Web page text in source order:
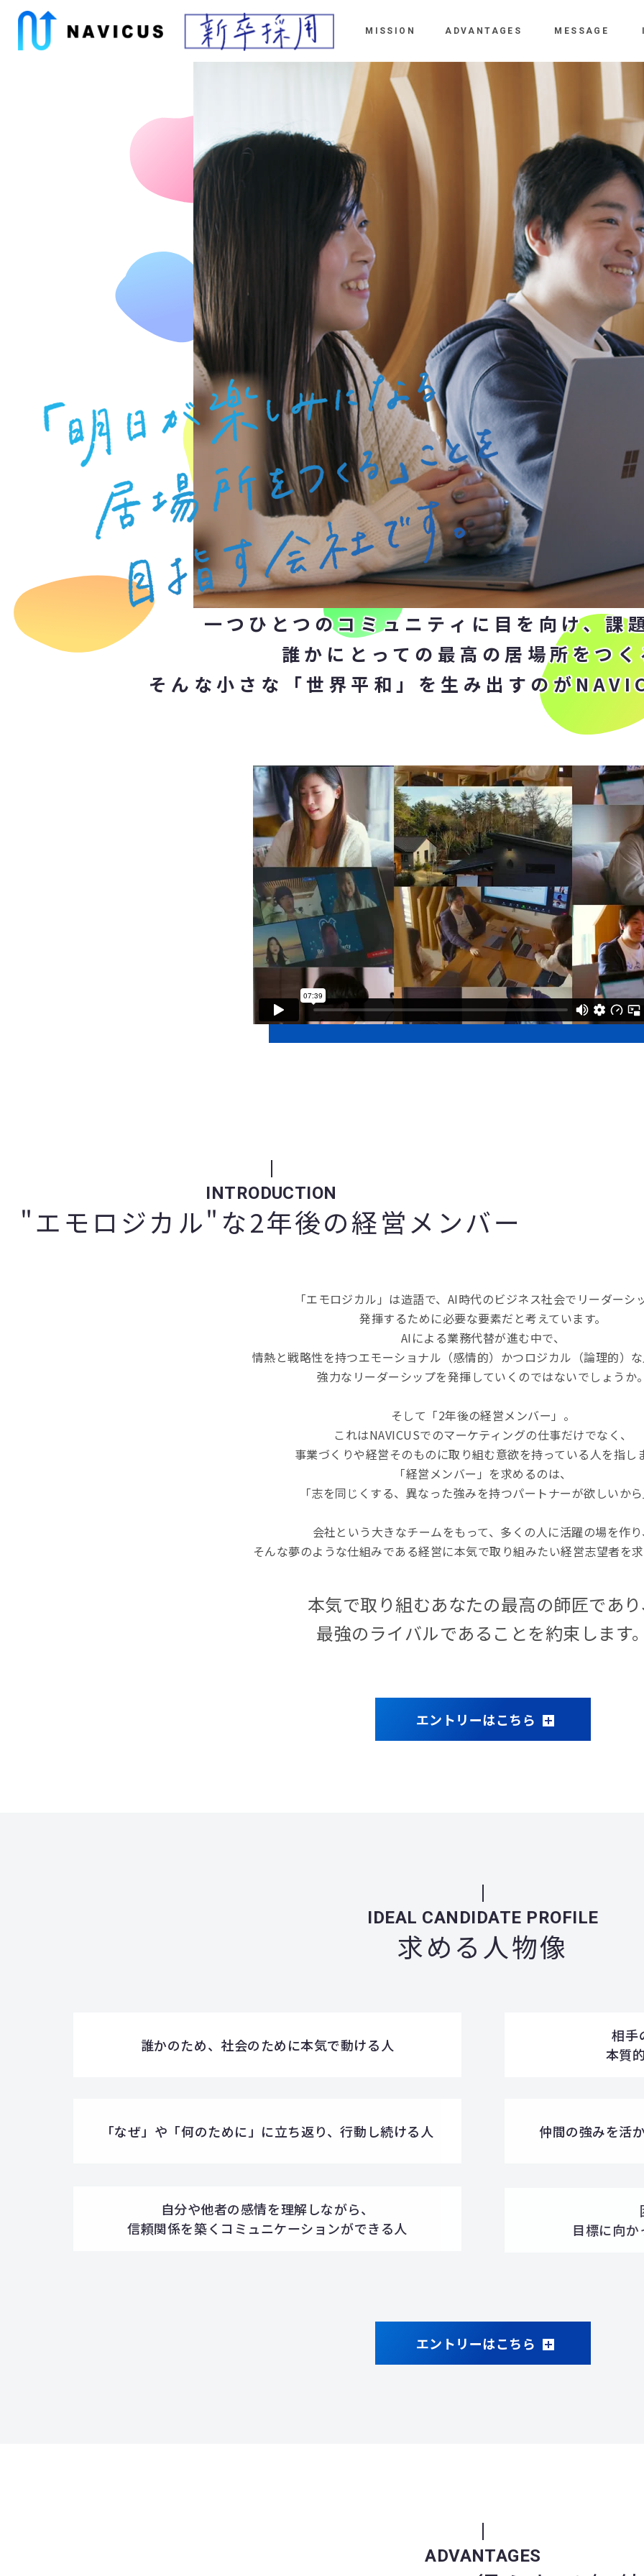
MISSION
ADVANTAGES
MESSAGE
一つひとつのコミュニティに目を向け、課
誰かにとっての 最高の居場所をつ
そんな小さな「世界平和」を生み出すのが
INTRODUCTION
"エモロジカル"な2年後の経営メンバー
「エモロジカル」は造語で、AI時代のビジネス社会でリーダーシ
発揮するために必要な要素だと考えています。
AIによる業務代替が進む中で、
情熱と戦略性を持つエモーショナル（感情的）かつロジカル（論理的）
強力なリーダーシップを発揮していくのではないでしょうか
そして「2年後の経営メンバー」。
これはNAVICUSでのマーケティングの仕事だけでなく、
事業づくりや経営そのものに取り組む意欲を持っている人を指し
「経営メンバー」を求めるのは、
「志を同じくする、異なった強みを持つパートナーが欲しいか
会社という大きなチームをもって、多くの人に活躍の場を作
そんな夢のような仕組みである経営に本気で取り組みたい経営志望者を
本気で取り組むあなたの最高の師匠であ
最強のライバルであることを約束します
エントリーはこちら
IDEAL CANDIDATE PROFILE
求める人物像
誰かのため、社会のために本気で動ける人
相手
本質
「なぜ」や「何のために」に立ち返り、行動し続ける人 仲間の強みを活
自分や他者の感情を理解しながら、
信頼関係を築くコミュニケーションができる人
目標に向
エントリーはこちら
ADVANTAGES